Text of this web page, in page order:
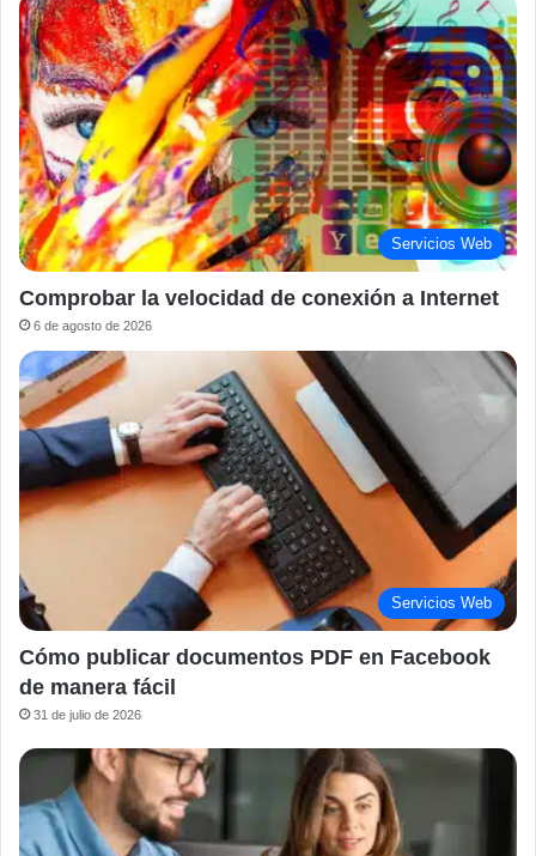
Servicios Web
Comprobar la velocidad de conexión a Internet
6 de agosto de 2026
Servicios Web
Cómo publicar documentos PDF en Facebook
de manera fácil
31 de julio de 2026